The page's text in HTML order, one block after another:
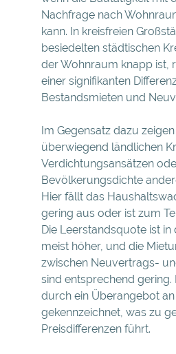
Nachfrage nach
kann. In kreisfreien
besiedelten städtischen
der Wohnraum knapp ist,
einer signifikanten
Bestandsmieten und
Im Gegensatz dazu
überwiegend ländlichen
Verdichtungsansätzen
Bevölkerungsdichte
Hier fällt das
gering aus oder ist zum
Die Leerstandsquote ist in
meist höher, und die
zwischen Neuvertrags-
sind entsprechend gering.
durch ein Überangebot
gekennzeichnet, was zu
Preisdifferenzen führt.